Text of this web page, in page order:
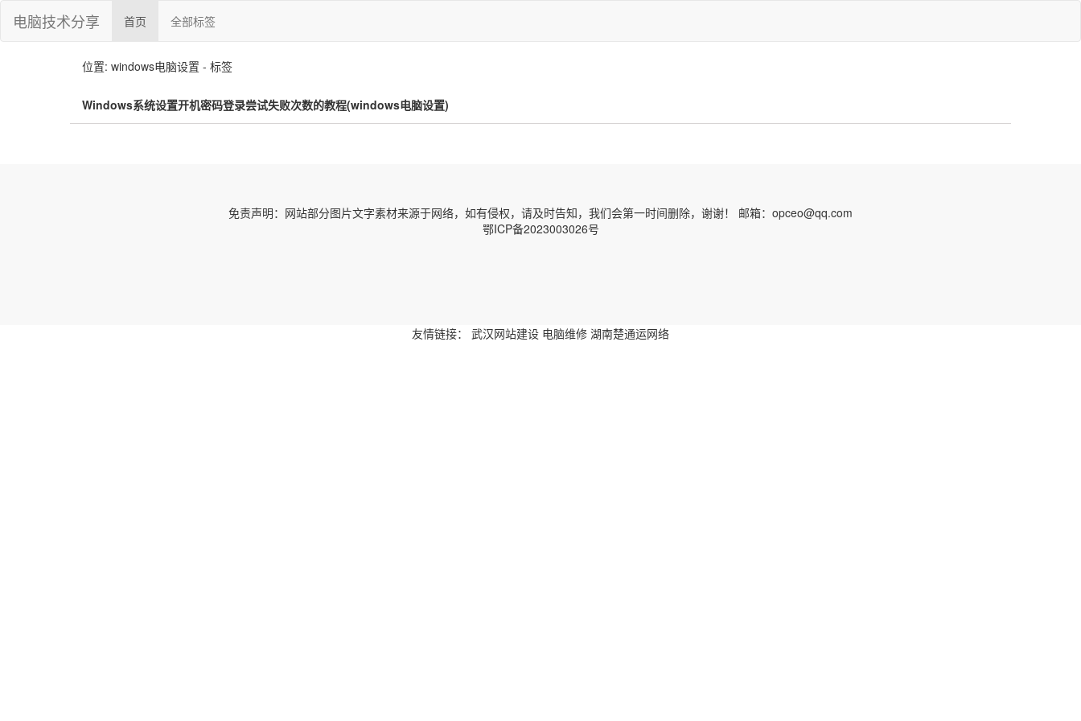
电脑技术分享 首页 全部标签
位置: windows电脑设置 - 标签
Windows系统设置开机密码登录尝试失败次数的教程(windows电脑设置)
免责声明：网站部分图片文字素材来源于网络，如有侵权，请及时告知，我们会第一时间删除，谢谢！ 邮箱：opceo@qq.com
鄂ICP备2023003026号
友情链接： 武汉网站建设 电脑维修 湖南楚通运网络